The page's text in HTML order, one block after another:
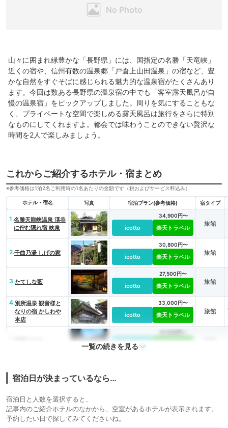
山々に囲まれ緑豊かな「長野県」には、国指定の名勝「天竜峡」
近くの宿や、信州有数の温泉郷「戸倉上山田温泉」の宿など、豊
かな自然をすぐそばに感じられる魅力的な温泉宿がたくさんあり
ます。今回は数ある長野県の温泉宿の中でも「客室露天風呂が自
慢の温泉宿」をピックアップしました。周りを気にすることもな
く、プライベートな空間で楽しめる露天風呂は旅行をさらに特別
なものにしてくれますよ。都会では味わうことのできない贅沢な
時間を2人で楽しみましょう。
これからご紹介するホテル・宿まとめ
※参考価格は1泊2名ご利用時の1名あたりの金額です（税およびサービス料込み）
ホテル・宿名 写真 宿泊プラン(参考価格) 宿タイプ
1.名勝天龍峡温泉 渓谷
に佇む隠れ宿 峡泉
icotto
34,900円〜
楽天トラベル
旅館
2.千曲乃湯 しげの家
icotto
30,800円〜
楽天トラベル
旅館
3.たてしな藍
icotto
27,500円〜
楽天トラベル
旅館
4.別所温泉 観音様と
なりの宿 かしわや
本店
icotto
33,000円〜
楽天トラベル 旅館
icotto
21,100円〜
一覧の続きを見る
宿泊日が決まっているなら…
宿泊日と人数を選択すると、
記事内のご紹介ホテルのなかから、空室があるホテルが表示されます。
予約したい日で探してみてくださいね。